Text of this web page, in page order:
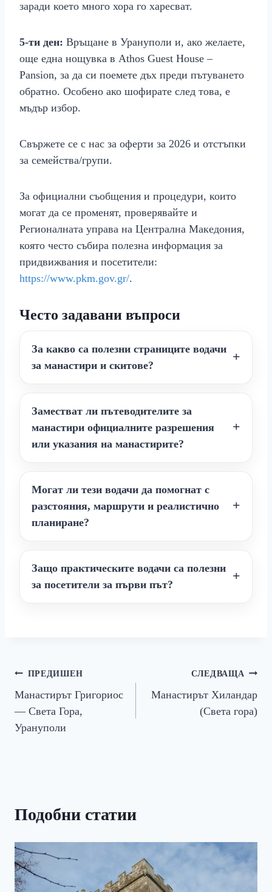
заради което много хора го харесват.
5‑ти ден: Връщане в Урануполи и, ако желаете,
още една нощувка в Athos Guest House –
Pansion, за да си поемете дъх преди пътуването
обратно. Особено ако шофирате след това, е
мъдър избор.
Свържете се с нас за оферти за 2026 и отстъпки
за семейства/групи.
За официални съобщения и процедури, които
могат да се променят, проверявайте и
Регионалната управа на Централна Македония,
която често събира полезна информация за
придвижвания и посетители:
https://www.pkm.gov.gr/.
Често задавани въпроси
За какво са полезни страниците водачи
за манастири и скитове?
Заместват ли пътеводителите за
манастири официалните разрешения
или указания на манастирите?
Могат ли тези водачи да помогнат с
разстояния, маршрути и реалистично
планиране?
Защо практическите водачи са полезни
за посетители за първи път?
Навигация
ПРЕДИШЕН
Манастирът Григориос
— Света Гора,
Урануполи
СЛЕДВАЩА
Манастирът Хиландар
(Света гора)
Подобни статии